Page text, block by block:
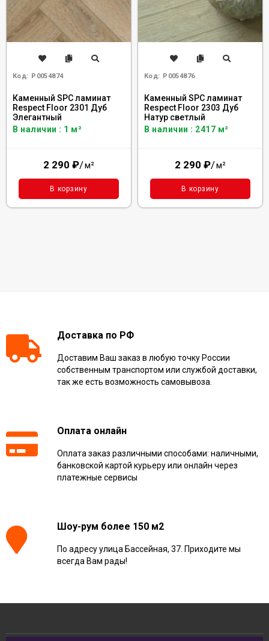
Код: Р0054874
Каменный SPC ламинат
Respect Floor 2301 Дуб
Элегантный
В наличии : 1 м²
2 290 ₽/м²
В корзину
Код: Р0054876
Каменный SPC ламинат
Respect Floor 2303 Дуб
Натур светлый
В наличии : 2417 м²
2 290 ₽/м²
В корзину
Доставка по РФ
Доставим Ваш заказ в любую точку России
собственным транспортом или службой доставки,
так же есть возможность самовывоза.
Оплата онлайн
Оплата заказ различными способами: наличными,
банковской картой курьеру или онлайн через
платежные сервисы
Шоу-рум более 150 м2
По адресу улица Бассейная, 37. Приходите мы
всегда Вам рады!